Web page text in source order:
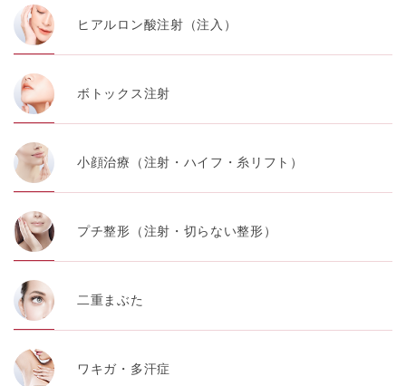
ヒアルロン酸注射（注入）
ボトックス注射
小顔治療（注射・ハイフ・糸リフト）
プチ整形（注射・切らない整形）
二重まぶた
ワキガ・多汗症